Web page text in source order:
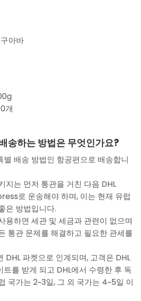
아바
개
송하는 방법은 무엇인가요?
별 배송 방법인 항공편으로 배송합니
지는 먼저 통관을 거친 다음 DHL
로 운송해야 하며, 이는 현재 유럽
은 방법입니다.
용하면 세관 및 세금과 관련이 없으며
통관 문제를 해결하고 필요한 관세를
DHL 파켓으로 인계되며, 고객은 DHL
를 받게 되고 DHL에서 수령한 후 독
국가는 2~3일, 그 외 국가는 4~5일 이